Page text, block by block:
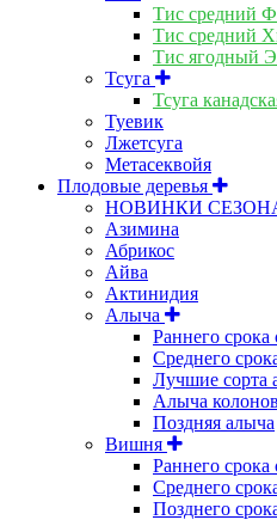
Тис средний
Тис средний
Тис ягодный
Тсуга
Тсуга
Туевик
Лжетсуга
Метасеквойя
Плодовые деревья
НОВИНКИ
Азимина
Абрикос
Айва
Актинидия
Алыча
Раннего срока
Среднего
Лучшие сорта
Алыча
Поздняя алыча
Вишня
Раннего
Среднего
Позднего